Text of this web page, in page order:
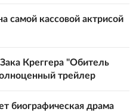
самой кассовой актрисой
Креггера "Обитель
трейлер
биографическая драма